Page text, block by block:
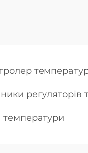
регуляторів
температури